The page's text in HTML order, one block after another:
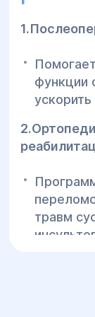
боли и
Склероз
жизни
В центре
функции
травм